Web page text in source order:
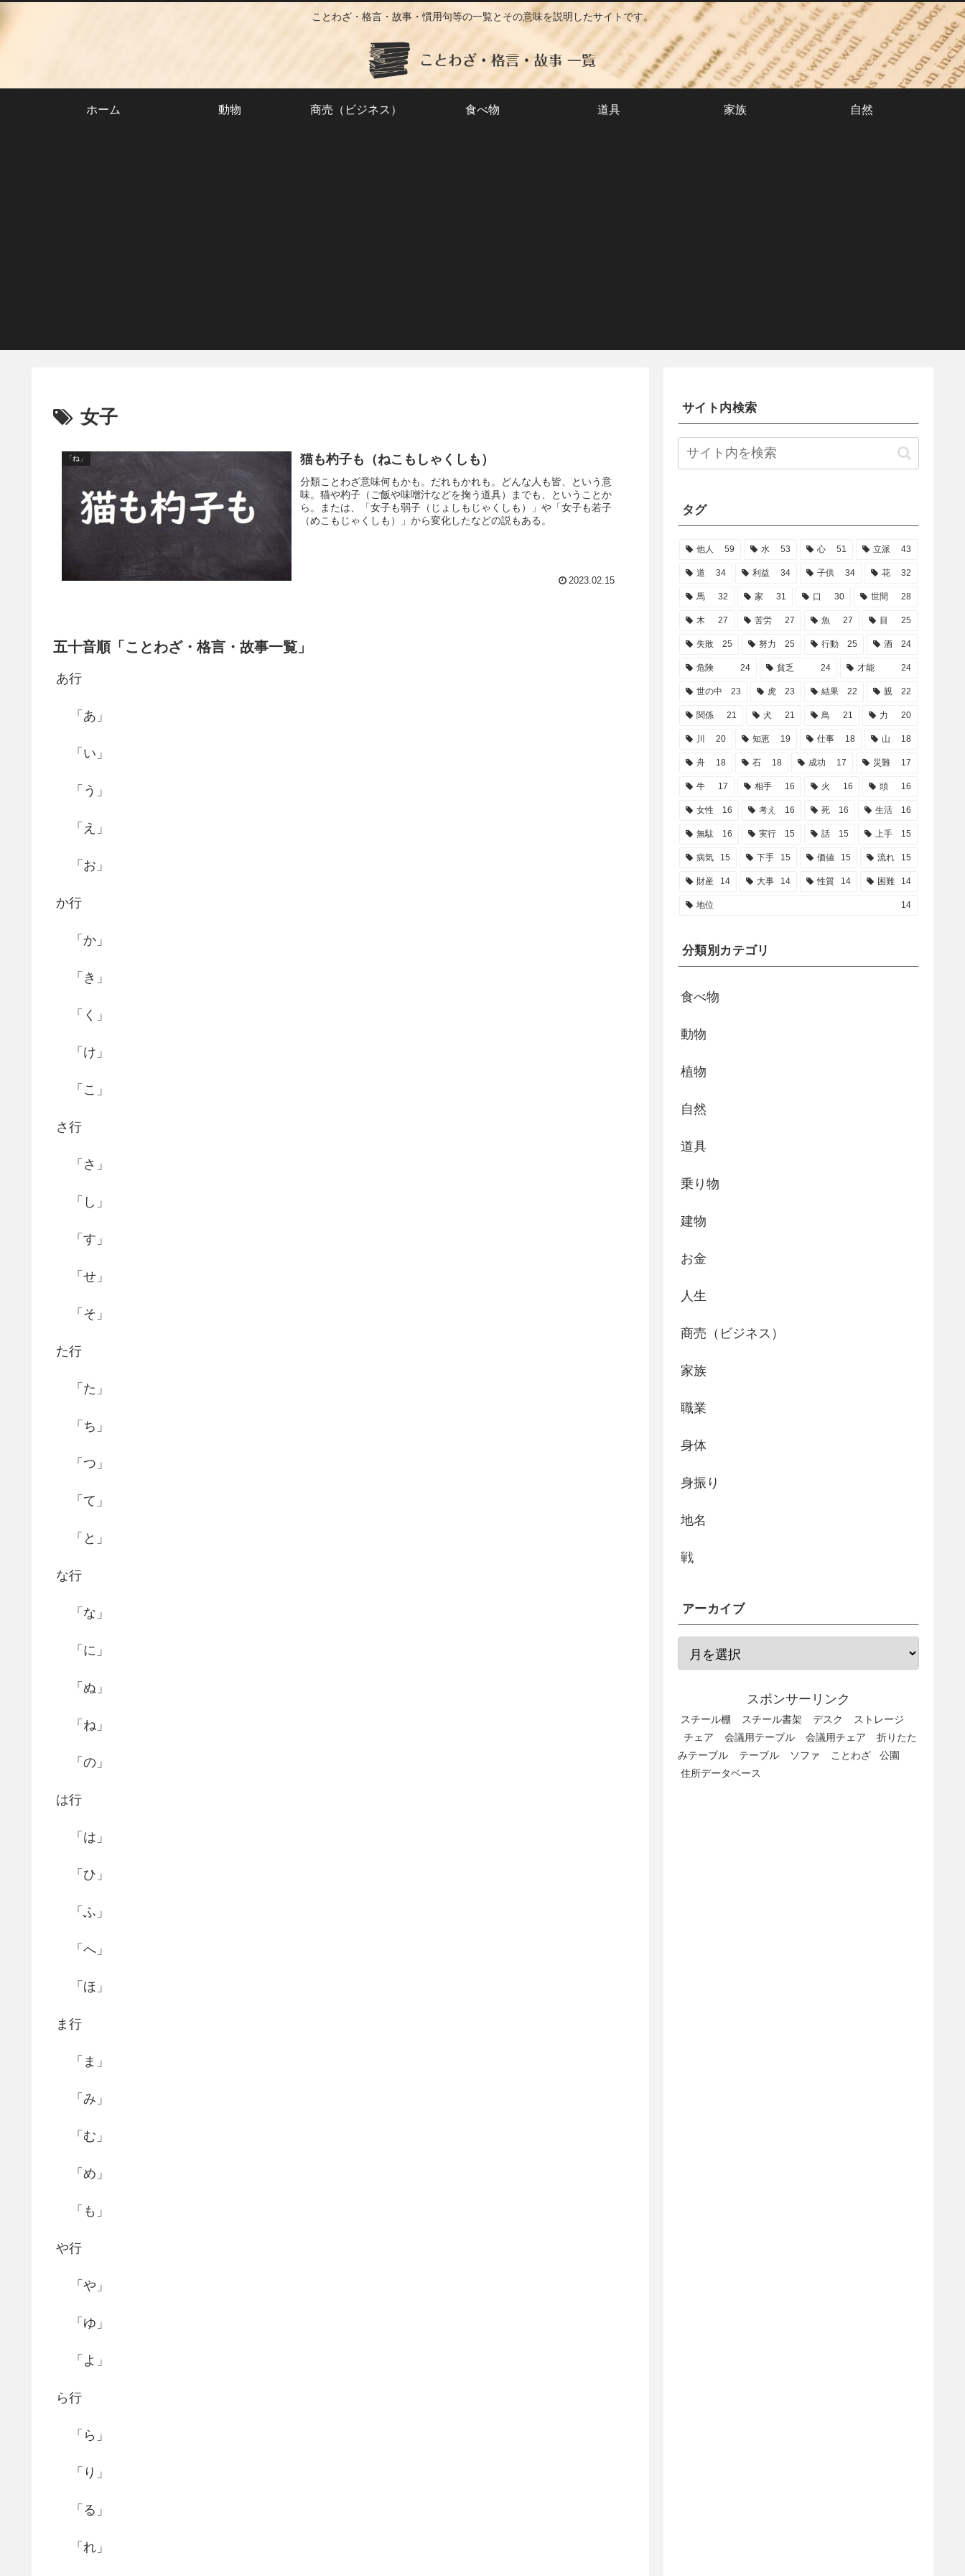
ことわざ・格言・故事・慣用句等の一覧とその意味を説明したサイトです。
ホーム 動物 商売（ビジネス） 食べ物 道具 家族 自然
女子
「ね」 猫も杓子も（ねこもしゃくしも）
分類ことわざ意味何もかも。だれもかれも。どんな人も皆、という意
味。猫や杓子（ご飯や味噌汁などを掬う道具）までも、ということか
ら。または、「女子も弱子（じょしもじゃくしも）」や「女子も若子
（めこもじゃくしも）」から変化したなどの説もある。
2023.02.15
五十音順「ことわざ・格言・故事一覧」
あ行
「あ」
「い」
「う」
「え」
「お」
か行
「か」
「き」
「く」
「け」
「こ」
さ行
「さ」
「し」
「す」
「せ」
「そ」
た行
「た」
「ち」
「つ」
「て」
「と」
な行
「な」
「に」
「ぬ」
「ね」
「の」
は行
「は」
「ひ」
「ふ」
「へ」
「ほ」
ま行
「ま」
「み」
「む」
「め」
「も」
や行
「や」
「ゆ」
「よ」
ら行
「ら」
「り」
「る」
「れ」
サイト内検索
タグ
他人 59 水 53 心 51 立派 43
道 34 利益 34 子供 34 花 32
馬 32 家 31 口 30 世間 28
木 27 苦労 27 魚 27 目 25
失敗 25 努力 25 行動 25 酒 24
危険 24 貧乏 24 才能 24
世の中 23 虎 23 結果 22 親 22
関係 21 犬 21 鳥 21 力 20
川 20 知恵 19 仕事 18 山 18
舟 18 石 18 成功 17 災難 17
牛 17 相手 16 火 16 頭 16
女性 16 考え 16 死 16 生活 16
無駄 16 実行 15 話 15 上手 15
病気 15 下手 15 価値 15 流れ 15
財産 14 大事 14 性質 14 困難 14
地位 14
分類別カテゴリ
食べ物
動物
植物
自然
道具
乗り物
建物
お金
人生
商売（ビジネス）
家族
職業
身体
身振り
地名
戦
アーカイブ
スポンサーリンク
スチール棚 スチール書架 デスク
ストレージ
チェア
会議用テーブル 会議用チェア
折りたた
みテーブル
テーブル ソファ ことわざ
公園
住所データベース